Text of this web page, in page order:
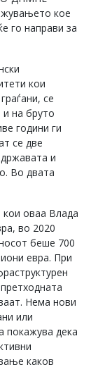
кое
го направи за
кои
се
и на бруто
години ги
се две
и
Во двата
оваа Влада
во 2020
беше 700
евра. При
Нема нови
или
покажува дека
каков